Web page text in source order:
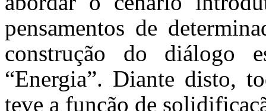
pensamentos de
construção do diálogo
“Energia”. Diante disto,
teve a função de